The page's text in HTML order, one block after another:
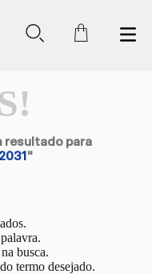
resultado para
"
busca.
termo desejado.